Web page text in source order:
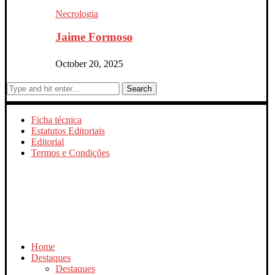
Necrologia
Jaime Formoso
October 20, 2025
Search
Ficha técnica
Estatutos Editoriais
Editorial
Termos e Condições
Home
Destaques
Destaques